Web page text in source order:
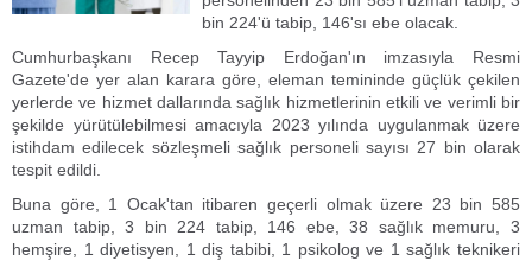
bin 224'ü tabip, 146'sı ebe olacak.
Cumhurbaşkanı Recep Tayyip Erdoğan'ın imzasıyla Resmi
Gazete'de yer alan karara göre, eleman temininde güçlük çekilen
yerlerde ve hizmet dallarında sağlık hizmetlerinin etkili ve verimli bir
şekilde yürütülebilmesi amacıyla 2023 yılında uygulanmak üzere
istihdam edilecek sözleşmeli sağlık personeli sayısı 27 bin olarak
tespit edildi.
Buna göre, 1 Ocak'tan itibaren geçerli olmak üzere 23 bin 585
uzman tabip, 3 bin 224 tabip, 146 ebe, 38 sağlık memuru, 3
hemşire, 1 diyetisyen, 1 diş tabibi, 1 psikolog ve 1 sağlık teknikeri